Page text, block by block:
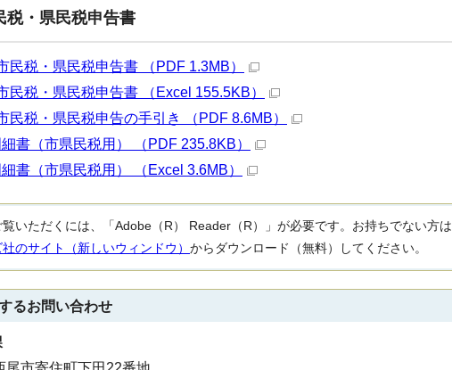
税・県民税申告書
民税・県民税申告書 （PDF 1.3MB）
民税・県民税申告書 （Excel 155.5KB）
民税・県民税申告の手引き （PDF 8.6MB）
書（市県民税用） （PDF 235.8KB）
書（市県民税用） （Excel 3.6MB）
いただくには、「Adobe（R） Reader（R）」が必要です。お持ちでない方は
のサイト（新しいウィンドウ） からダウンロード（無料）してください。
るお問い合わせ